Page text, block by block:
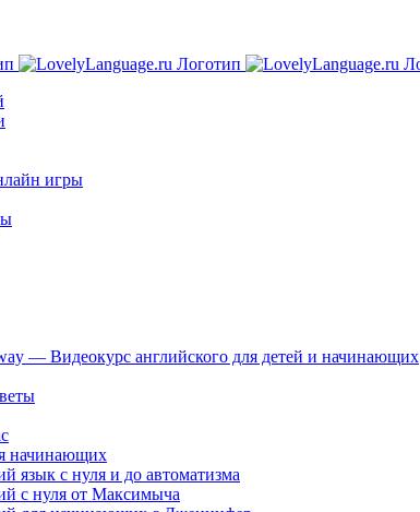
игры
— Видеокурс английского для детей и начинающих
начинающих
язык с нуля и до автоматизма
с нуля от Максимыча